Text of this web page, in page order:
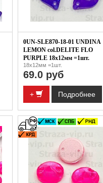
0UN-SLE870-18-01 UNDINA
LEMON col.DELITE FLO
PURPLE 18x12мм =1шт.
18x12мм =1шт.
69.0 руб
+ Подробнее